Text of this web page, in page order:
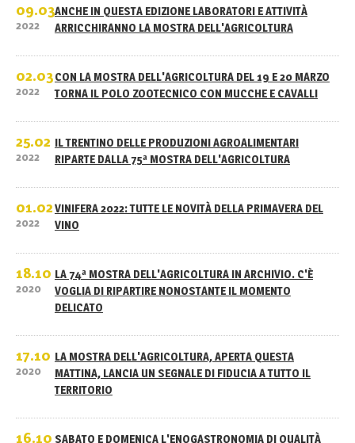
09.03
2022
ANCHE IN QUESTA EDIZIONE LABORATORI E ATTIVITÀ
ARRICCHIRANNO LA MOSTRA DELL'AGRICOLTURA
02.03
2022
CON LA MOSTRA DELL'AGRICOLTURA DEL 19 E 20 MARZO
TORNA IL POLO ZOOTECNICO CON MUCCHE E CAVALLI
25.02
2022
IL TRENTINO DELLE PRODUZIONI AGROALIMENTARI
RIPARTE DALLA 75ª MOSTRA DELL'AGRICOLTURA
01.02
2022
VINIFERA 2022: TUTTE LE NOVITÀ DELLA PRIMAVERA DEL
VINO
18.10
2020
LA 74ª MOSTRA DELL'AGRICOLTURA IN ARCHIVIO. C'È
VOGLIA DI RIPARTIRE NONOSTANTE IL MOMENTO
DELICATO
17.10
2020
LA MOSTRA DELL'AGRICOLTURA, APERTA QUESTA
MATTINA, LANCIA UN SEGNALE DI FIDUCIA A TUTTO IL
TERRITORIO
16.10 SABATO E DOMENICA L'ENOGASTRONOMIA DI QUALITÀ